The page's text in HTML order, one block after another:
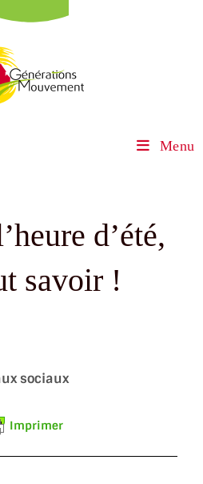
Menu
d’été,
savoir !
sociaux
Imprimer